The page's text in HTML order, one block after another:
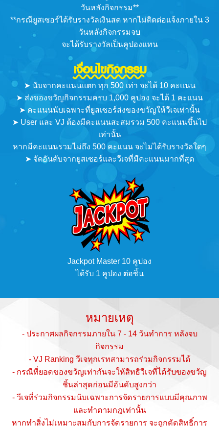
วันหลังกิจกรรม**
**กรณียูสเซอร์ได้รับรางวัลเงินสด หากไม่ติดต่อแจ้งภายใน 3
วันหลังกิจกรรมจบ
จะได้รับรางวัลเป็นคูปองแทน
เงื่อนไขกิจกรรม
➤ นับจากคะแนนแตก ทุก 500 เท่า จะได้ 10 คะแนน
➤ ส่งของขวัญกิจกรรมครบ 1,000 คูปอง จะได้ 1 คะแนน
➤ คะแนนนับเฉพาะที่ยูสเซอร์ส่งของขวัญให้วีเจเท่านั้น
➤ User และ VJ ต้องมีคะแนนสะสมรวม 500 คะแนนขึ้นไป
เท่านั้น
หากมีคะแนนรวมไม่ถึง 500 คะแนน จะไม่ได้รับรางวัลใดๆ
➤ จัดอันดับจากยูสเซอร์และวีเจที่มีคะแนนมากที่สุด
Jackpot Master 10 คูปอง
ได้รับ 1 คูปอง ต่อชิ้น
หมายเหตุ
- ประกาศผลกิจกรรมภายใน 7 - 14 วันทำการ หลังจบ
กิจกรรม
- VJ Ranking วีเจทุกเรทสามารถร่วมกิจกรรมได้
- กรณีที่ยอดของขวัญเท่ากันจะให้สิทธิวีเจที่ได้รับของขวัญ
ชิ้นล่าสุดก่อนมีอันดับสูงกว่า
- วีเจที่ร่วมกิจกรรมนับเฉพาะการจัดรายการแบบมีคุณภาพ
และทำตามกฎเท่านั้น
หากทำสิ่งไม่เหมาะสมกับการจัดรายการ จะถูกตัดสิทธิ์การ